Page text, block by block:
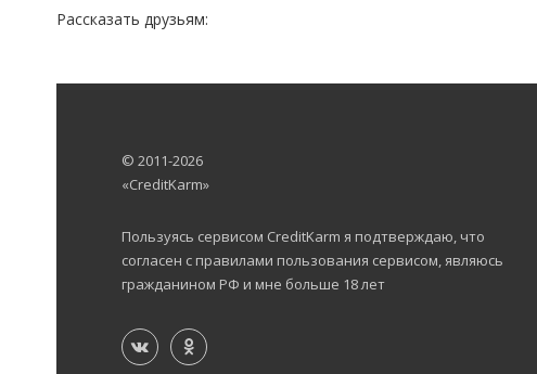
Рассказать друзьям:
© 2011-2026
«CreditKarm»
Пользуясь сервисом CreditKarm я подтверждаю, что
согласен с правилами пользования сервисом, являюсь
гражданином РФ и мне больше 18 лет